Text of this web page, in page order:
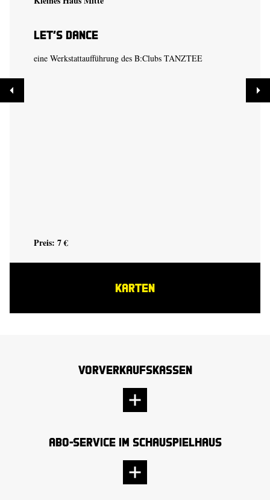
Let’s Dance
eine Werkstattaufführung des B:Clubs TANZTEE
Preis: 7 €
KARTEN
Vorverkaufskassen
Abo-Service im Schauspielhaus